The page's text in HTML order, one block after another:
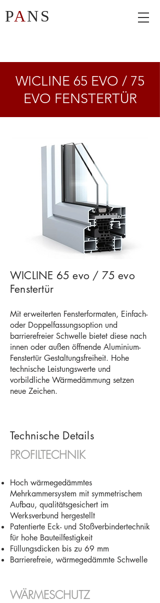
PANS
WICLINE 65 EVO / 75
EVO FENSTERTÜR
WICLINE 65 evo / 75 evo
Fenstertür
Mit erweiterten Fensterformaten, Einfach-
oder Doppelfassungsoption und
barrierefreier Schwelle bietet diese nach
innen oder außen öffnende Aluminium-
Fenstertür Gestaltungsfreiheit. Hohe
technische Leistungswerte und
vorbildliche Wärmedämmung setzen
neue Zeichen.
Technische Details
PROFILTECHNIK
Hoch wärmegedämmtes
Mehrkammersystem mit symmetrischem
Aufbau, qualitätsgesichert im
Werksverbund hergestellt
Patentierte Eck- und Stoßverbindertechnik
für hohe Bauteilfestigkeit
Füllungsdicken bis zu 69 mm
Barrierefreie, wärmegedämmte Schwelle
WÄRMESCHUTZ